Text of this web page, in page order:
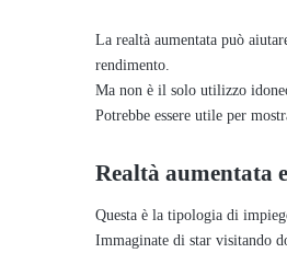
La realtà aumentata può
rendimento.
Ma non è il solo utilizzo
Potrebbe essere utile per
Realtà aumentata
Questa è la tipologia di
Immaginate di star visitando